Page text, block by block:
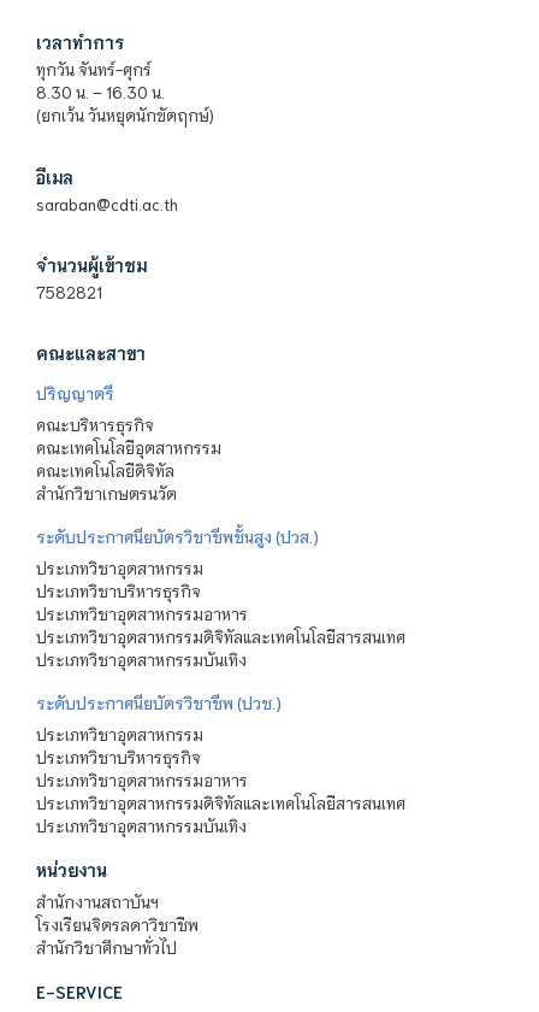
เวลาทำการ
ทุกวัน จันทร์-ศุกร์
8.30 น. – 16.30 น.
(ยกเว้น วันหยุดนักขัตฤกษ์)
อีเมล
saraban@cdti.ac.th
จำนวนผู้เข้าชม
7582821
คณะและสาขา
ปริญญาตรี
คณะบริหารธุรกิจ
คณะเทคโนโลยีอุตสาหกรรม
คณะเทคโนโลยีดิจิทัล
สำนักวิชาเกษตรนวัต
ระดับประกาศนียบัตรวิชาชีพชั้นสูง (ปวส.)
ประเภทวิชาอุตสาหกรรม
ประเภทวิชาบริหารธุรกิจ
ประเภทวิชาอุตสาหกรรมอาหาร
ประเภทวิชาอุตสาหกรรมดิจิทัลและเทคโนโลยีสารสนเทศ
ประเภทวิชาอุตสาหกรรมบันเทิง
ระดับประกาศนียบัตรวิชาชีพ (ปวช.)
ประเภทวิชาอุตสาหกรรม
ประเภทวิชาบริหารธุรกิจ
ประเภทวิชาอุตสาหกรรมอาหาร
ประเภทวิชาอุตสาหกรรมดิจิทัลและเทคโนโลยีสารสนเทศ
ประเภทวิชาอุตสาหกรรมบันเทิง
หน่วยงาน
สำนักงานสถาบันฯ
โรงเรียนจิตรลดาวิชาชีพ
สำนักวิชาศึกษาทั่วไป
E-SERVICE